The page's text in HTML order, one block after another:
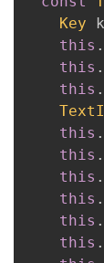
Key
this .
this .
this .
this .
this .
this .
this .
this .
this .